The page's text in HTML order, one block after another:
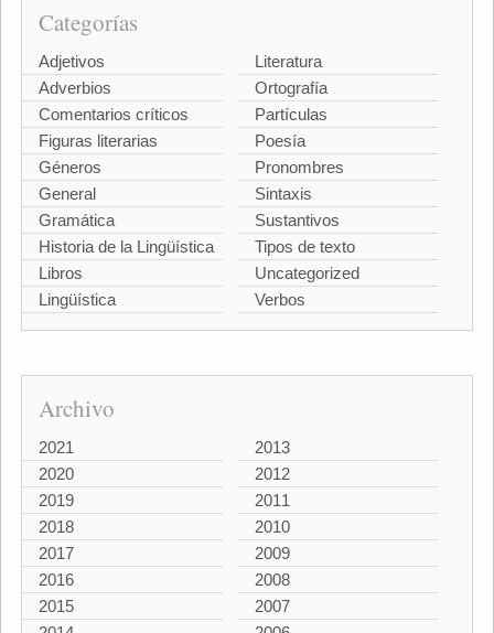
Categorías
Adjetivos
Adverbios
Comentarios críticos
Figuras literarias
Géneros
General
Gramática
Historia de la Lingüística
Libros
Lingüística
Literatura
Ortografía
Partículas
Poesía
Pronombres
Sintaxis
Sustantivos
Tipos de texto
Uncategorized
Verbos
Archivo
2021
2020
2019
2018
2017
2016
2015
2013
2012
2011
2010
2009
2008
2007